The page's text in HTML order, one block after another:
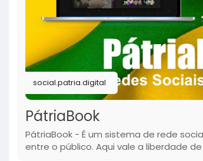
social.patria.digital
PátriaBook
PátriaBook - É um sistema de rede
entre o público. Aqui vale a liberdade